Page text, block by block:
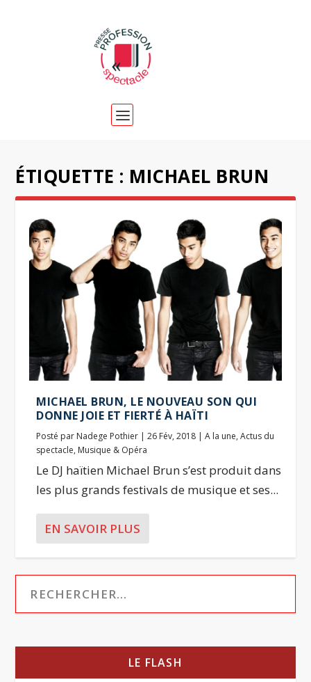
ÉTIQUETTE : MICHAEL BRUN
MICHAEL BRUN, LE NOUVEAU SON QUI
DONNE JOIE ET FIERTÉ À HAÏTI
Posté par Nadege Pothier |26 Fév, 2018 |A la une,Actus du
spectacle, Musique & Opéra
Le DJ haïtien Michael Brun s’est produit dans
les plus grands festivals de musique et ses...
EN SAVOIR PLUS
LE FLASH